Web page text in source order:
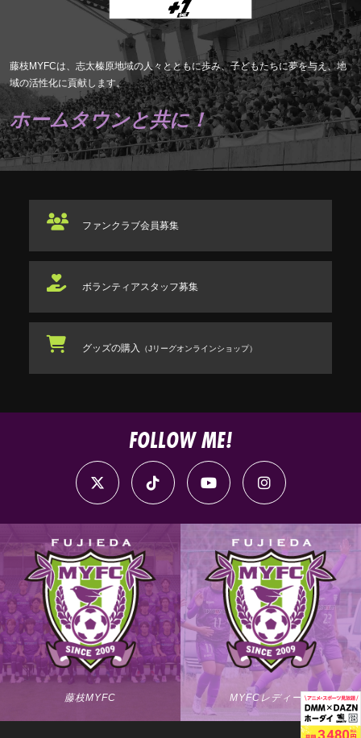
藤枝MYFCは、志太榛原地域の人々とともに歩み、子どもたちに夢を与え、地
域の活性化に貢献します。
ホームタウンと共に！
ファンクラブ会員募集
ボランティアスタッフ募集
グッズの購入 （Jリーグオンラインショップ）
FOLLOW ME!
藤枝MYFC MYFCレディース